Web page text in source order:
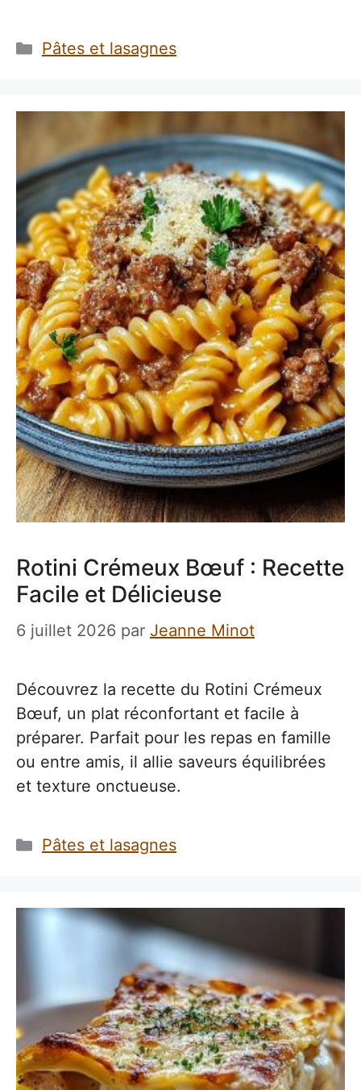
Catégories
Pâtes et lasagnes
Rotini Crémeux Bœuf : Recette
Facile et Délicieuse
6 juillet 2026 par Jeanne Minot
Découvrez la recette du Rotini Crémeux
Bœuf, un plat réconfortant et facile à
préparer. Parfait pour les repas en famille
ou entre amis, il allie saveurs équilibrées
et texture onctueuse.
Catégories
Pâtes et lasagnes